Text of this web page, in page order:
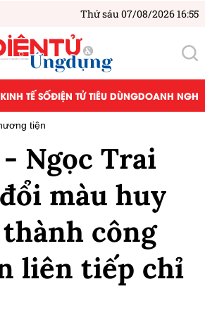
Thứ sáu 07/08/2026 16:55
KINH TẾ SỐĐIỆN TỬ TIÊU DÙNGDOANH
tiện
Ngọc Trai
màu huy
công
liên tiếp chỉ